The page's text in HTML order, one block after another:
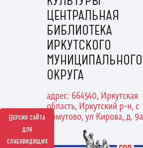
Версия сайта
для
слабовидящих
ЦЕНТРАЛЬНАЯ
БИБЛИОТЕКА
ИРКУТСКОГО
МУНИЦИПАЛЬНОГО
ОКРУГА
адрес: 664540, Иркутская
область, Иркутский р-н, с
Хомутово, ул Кирова, д. 9а